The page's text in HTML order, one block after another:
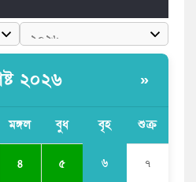
না ভারত: আসিফ মাহমুদ
নয়, এটি সর্বস্তরের মানুষের: ড.
সংঘর্ষ, হাতে পাইপ মাথায়
২০২৬ »
মঙ্গল বুধ বৃহ শুক্র
৪ ৫ ৬ ৭